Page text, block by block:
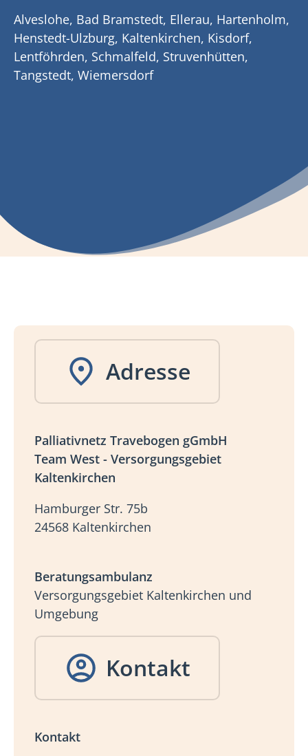
Alveslohe, Bad Bramstedt, Ellerau, Hartenholm,
Henstedt-Ulzburg, Kaltenkirchen, Kisdorf,
Lentföhrden, Schmalfeld, Struvenhütten,
Tangstedt, Wiemersdorf
Adresse
Palliativnetz Travebogen gGmbH
Team West - Versorgungsgebiet
Kaltenkirchen
Hamburger Str. 75b
24568 Kaltenkirchen
Beratungsambulanz
Versorgungsgebiet Kaltenkirchen und
Umgebung
Kontakt
Kontakt